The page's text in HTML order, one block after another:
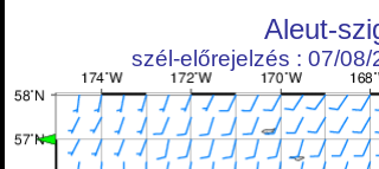
Aleut-
szél-előrejelzés : 07/